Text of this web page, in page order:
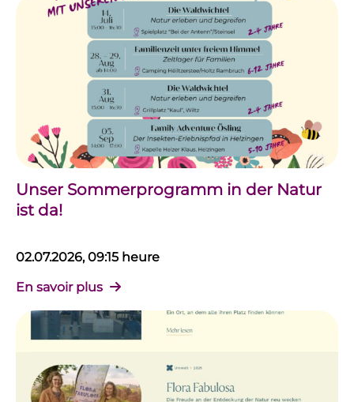
Unser Sommerprogramm in der Natur
ist da!
02.07.2026, 09:15 heure
En savoir plus